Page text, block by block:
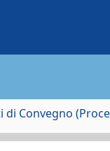
Convegno